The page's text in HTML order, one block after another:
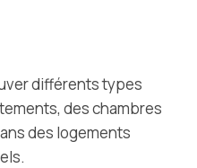
différents types
des chambres
des logements